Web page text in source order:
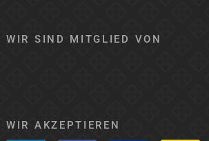
WIR SIND MITGLIED VON
WIR AKZEPTIEREN